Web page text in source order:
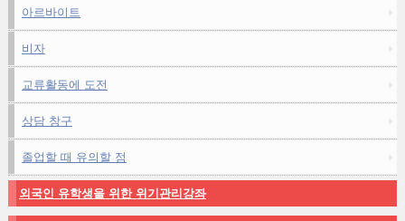
아르바이트
비자
교류활동에 도전
상담 창구
졸업할 때 유의할 점
외국인 유학생을 위한 위기관리강좌